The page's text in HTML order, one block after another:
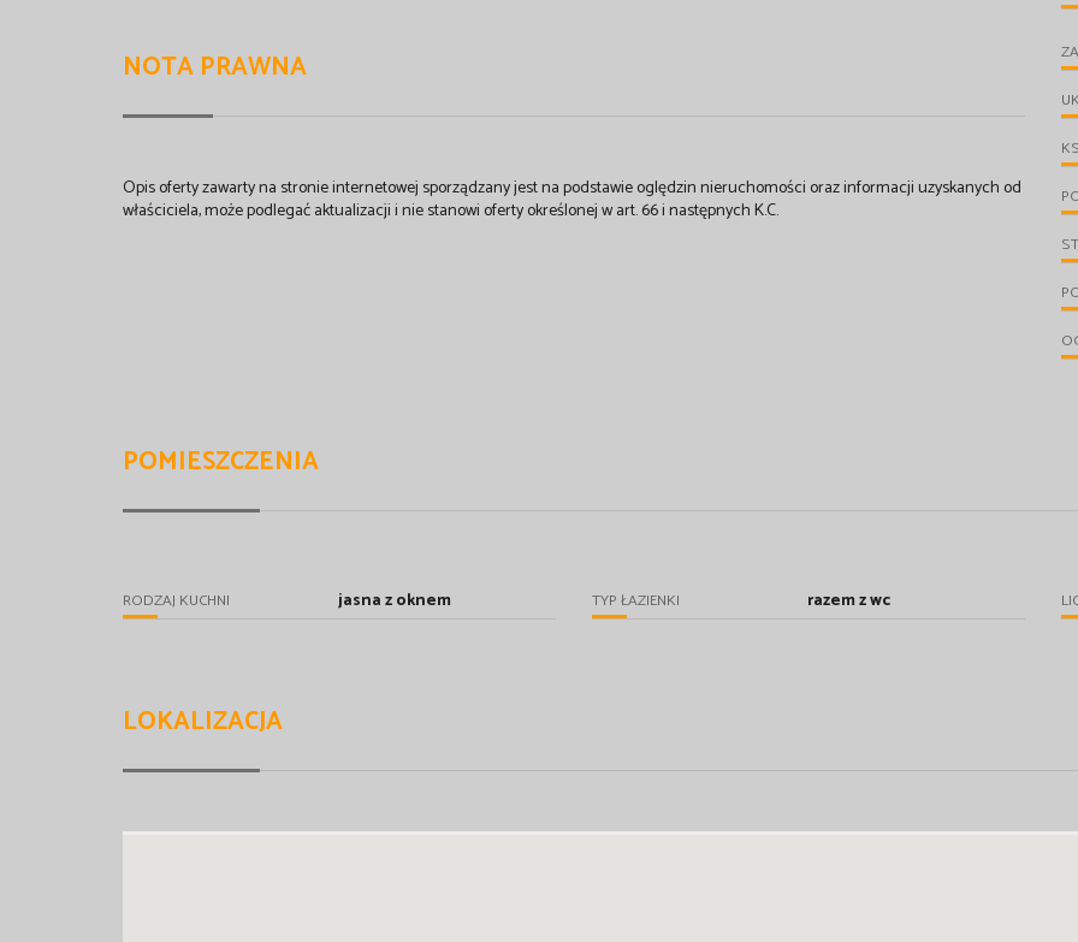
NOTA PRAWNA
Opis oferty zawarty na stronie internetowej sporządzany jest na podstawie oględzin nieruchomości oraz informacji uzyskanych od
właściciela, może podlegać aktualizacji i nie stanowi oferty określonej w art. 66 i następnych K.C.
POMIESZCZENIA
RODZAJ KUCHNI jasna z oknem TYP ŁAZIENKI razem z wc
LOKALIZACJA